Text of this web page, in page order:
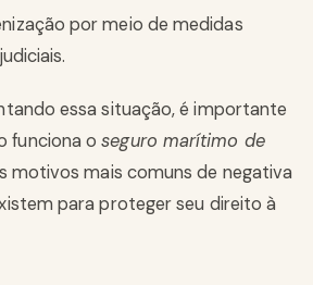
por meio de medidas
essa situação, é importante
funciona oseguro marítimo de
motivos mais comuns de negativa
para proteger seu direito à